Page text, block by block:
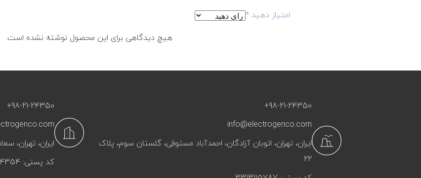
امتیاز دهید*
هیچ دیدگاهی برای این محصول نوشته نشده است.
+98-21-24350
info@electrogenco.com
ایران، تهران، اتوبان آزادگان، احمدآباد مستوفی، گلستان سوم، پلاک
22
+98-21-24350
ایران، تهران،
کد پستی: 1998714354